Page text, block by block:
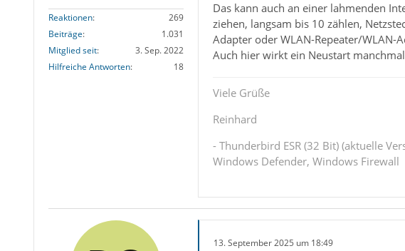
Reaktionen
269
Beiträge
1.031
Mitglied seit
3. Sep. 2022
Hilfreiche Antworten
18
Das kann auch an einer lahmenden
ziehen, langsam bis 10 zählen,
Adapter oder WLAN-Repeater/WLAN-
Auch hier wirkt ein Neustart
Viele Grüße
Reinhard
- Thunderbird ESR (32 Bit) (aktuelle
Windows Defender, Windows Firewall
13. September 2025 um 18:49